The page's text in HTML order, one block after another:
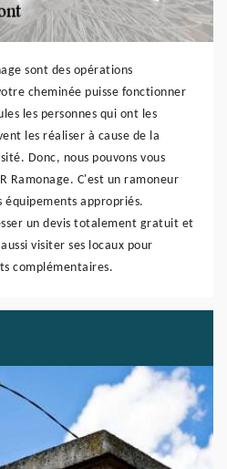
sont des opérations
cheminée puisse fonctionner
les personnes qui ont les
les réaliser à cause de la
Donc, nous pouvons vous
Ramonage. C'est un ramoneur
équipements appropriés.
un devis totalement gratuit et
visiter ses locaux pour
complémentaires.